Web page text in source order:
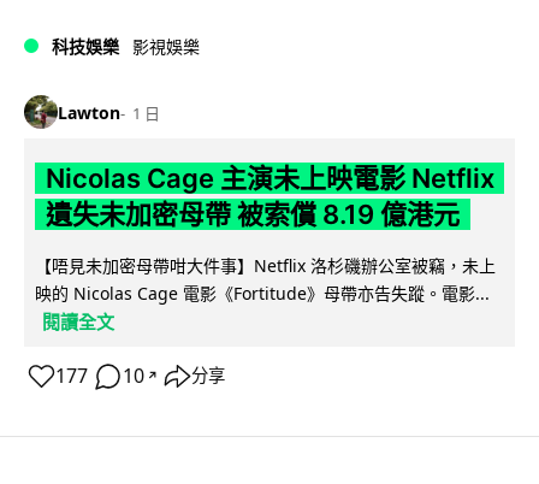
科技娛樂 影視娛樂
Lawton 1 日
Nicolas Cage 主演未上映電影 Netflix
遺失未加密母帶 被索償 8.19 億港元
【唔見未加密母帶咁大件事】Netflix 洛杉磯辦公室被竊，未上
映的 Nicolas Cage 電影《Fortitude》母帶亦告失蹤。電影...
閱讀全文
177 10 ↗ 分享